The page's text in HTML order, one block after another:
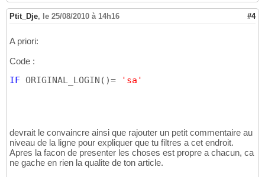
Ptit_Dje, le 25/08/2010 à 14h16 #4
A priori:
Code :
IF ORIGINAL_LOGIN ( )= 'sa'
devrait le convaincre ainsi que rajouter un petit commentaire au
niveau de la ligne pour expliquer que tu filtres a cet endroit.
Apres la facon de presenter les choses est propre a chacun, ca
ne gache en rien la qualite de ton article.